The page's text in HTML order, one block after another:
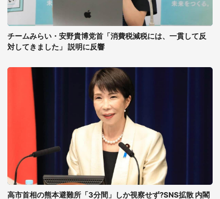
チームみらい・安野貴博党首「消費税減税には、一貫して反
対してきました」 説明に反響
高市首相の熊本避難所「3分間」しか視察せず?SNS拡散 内閣